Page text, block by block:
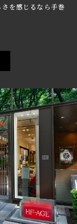
さを感じるなら手巻